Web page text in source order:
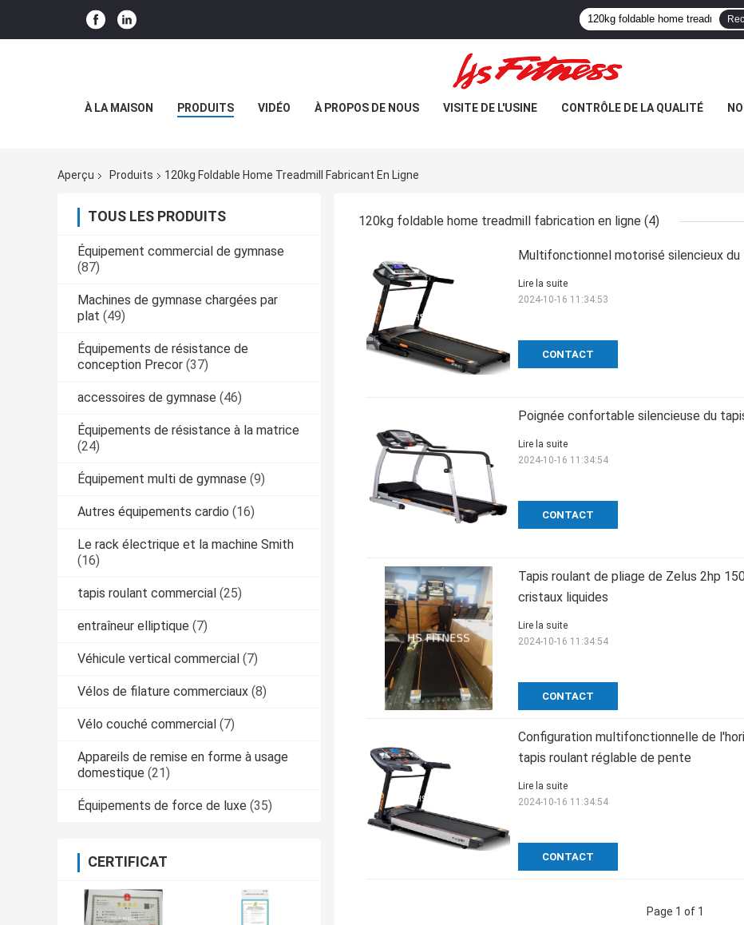
À LA MAISON PRODUITS VIDÉO À PROPOS DE NOUS VISITE DE L'USINE CONTRÔLE DE LA QUALITÉ
Aperçu Produits 120kg Foldable Home Treadmill Fabricant En Ligne
TOUS LES PRODUITS
Équipement commercial de gymnase
(87)
Machines de gymnase chargées par
plat (49)
Équipements de résistance de
conception Precor (37)
accessoires de gymnase (46)
Équipements de résistance à la matrice
(24)
Équipement multi de gymnase (9)
Autres équipements cardio (16)
Le rack électrique et la machine Smith
(16)
tapis roulant commercial (25)
entraîneur elliptique (7)
Véhicule vertical commercial (7)
Vélos de filature commerciaux (8)
Vélo couché commercial (7)
Appareils de remise en forme à usage
domestique (21)
Équipements de force de luxe (35)
CERTIFICAT
120kg foldable home treadmill fabrication en ligne (4)
Multifonctionnel motorisé silencieux du
CONTACT
Lire la suite
2024-10-16 11:34:53
Poignée confortable silencieuse du
CONTACT
Lire la suite
2024-10-16 11:34:54
Tapis roulant de pliage de Zelus 2hp
cristaux liquides
CONTACT
Lire la suite
2024-10-16 11:34:54
Configuration multifonctionnelle de
tapis roulant réglable de pente
CONTACT
Lire la suite
2024-10-16 11:34:54
Page 1 of 1